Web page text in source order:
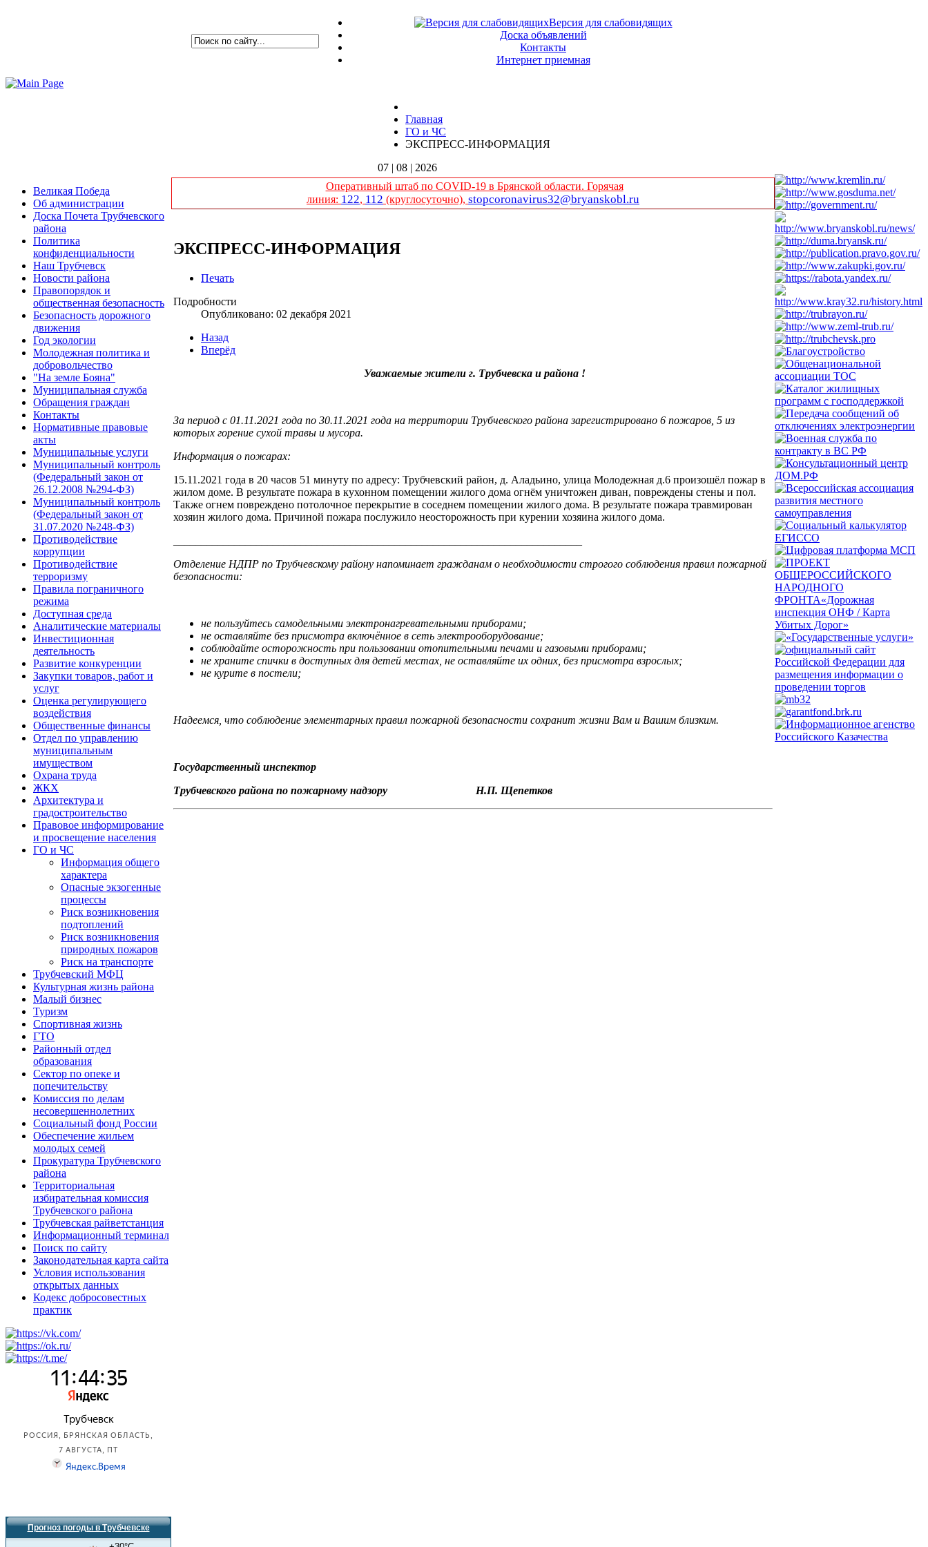
Версия для слабовидящих
Доска объявлений
Контакты
Интернет приемная
Главная
ГО и ЧС
ЭКСПРЕСС-ИНФОРМАЦИЯ
07 | 08 | 2026
Великая Победа
Об администрации
Доска Почета Трубчевского
района
Политика
конфиденциальности
Наш Трубчевск
Новости района
Правопорядок и
общественная безопасность
Безопасность дорожного
движения
Год экологии
Молодежная политика и
добровольчество
"На земле Бояна"
Муниципальная служба
Обращения граждан
Контакты
Нормативные правовые
акты
Муниципальные услуги
Муниципальный контроль
(Федеральный закон от
26.12.2008 №294-ФЗ)
Муниципальный контроль
(Федеральный закон от
31.07.2020 №248-ФЗ)
Противодействие
коррупции
Противодействие
терроризму
Правила пограничного
режима
Доступная среда
Аналитические материалы
Инвестиционная
деятельность
Развитие конкуренции
Закупки товаров, работ и
услуг
Оценка регулирующего
воздействия
Общественные финансы
Отдел по управлению
муниципальным
имуществом
Охрана труда
ЖКХ
Архитектура и
градостроительство
Правовое информирование
и просвещение населения
ГО и ЧС
Информация общего
характера
Опасные экзогенные
процессы
Риск возникновения
подтоплений
Риск возникновения
природных пожаров
Риск на транспорте
Трубчевский МФЦ
Культурная жизнь района
Малый бизнес
Туризм
Спортивная жизнь
ГТО
Районный отдел
образования
Сектор по опеке и
попечительству
Комиссия по делам
несовершеннолетних
Социальный фонд России
Обеспечение жильем
молодых семей
Прокуратура Трубчевского
района
Территориальная
избирательная комиссия
Трубчевского района
Трубчевская райветстанция
Информационный терминал
Поиск по сайту
Законодательная карта сайта
Условия использования
открытых данных
Кодекс добросовестных
практик
Прогноз погоды в Трубчевске
Оперативный штаб по COVID-19 в Брянской области. Горячая
линия: 122, 112 (круглосуточно), stopcoronavirus32@bryanskobl.ru
ЭКСПРЕСС-ИНФОРМАЦИЯ
Печать
Подробности
Опубликовано: 02 декабря 2021
Назад
Вперёд
Уважаемые жители г. Трубчевска и района !
За период с 01.11.2021 года по 30.11.2021 года на территории Трубчевского района зарегистрировано 6 пожаров, 5 из
которых горение сухой травы и мусора.
Информация о пожарах:
15.11.2021 года в 20 часов 51 минуту по адресу: Трубчевский район, д. Аладьино, улица Молодежная д.6 произошёл пожар в
жилом доме. В результате пожара в кухонном помещении жилого дома огнём уничтожен диван, повреждены стены и пол.
Также огнем повреждено потолочное перекрытие в соседнем помещении жилого дома. В результате пожара травмирован
хозяин жилого дома. Причиной пожара послужило неосторожность при курении хозяина жилого дома.
Отделение НДПР по Трубчевскому району напоминает гражданам о необходимости строгого соблюдения правил пожарной
безопасности:
не пользуйтесь самодельными электронагревательными приборами;
не оставляйте без присмотра включённое в сеть электрооборудование;
соблюдайте осторожность при пользовании отопительными печами и газовыми приборами;
не храните спички в доступных для детей местах, не оставляйте их одних, без присмотра взрослых;
не курите в постели;
Надеемся, что соблюдение элементарных правил пожарной безопасности сохранит жизни Вам и Вашим близким.
Государственный инспектор
Трубчевского района по пожарному надзору Н.П. Щепетков